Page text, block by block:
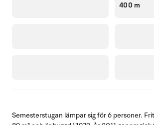
400 m
Semesterstugan lämpar sig för 6 personer.